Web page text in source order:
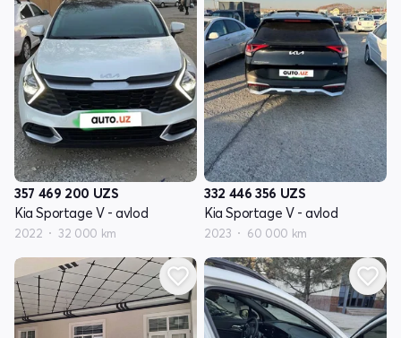
357 469 200 UZS
Kia Sportage V - avlod
2022 32 000 km
332 446 356 UZS
Kia Sportage V - avlod
2023 60 000 km